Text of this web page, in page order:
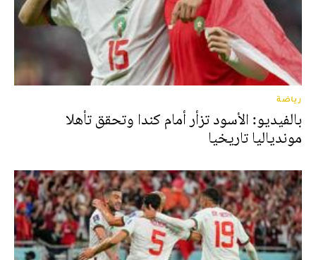
رياضة
بالفيديو: الأسود تزأر أمام كندا وتحقق تأهلا
موندياليا تاريخيا